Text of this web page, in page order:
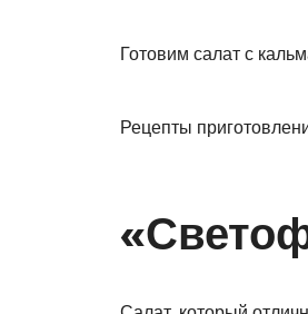
Готовим салат с
Рецепты